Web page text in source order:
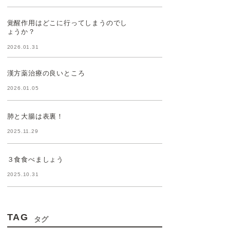
覚醒作用はどこに行ってしまうのでし
ょうか？
2026.01.31
漢方薬治療の良いところ
2026.01.05
肺と大腸は表裏！
2025.11.29
３食食べましょう
2025.10.31
TAG タグ